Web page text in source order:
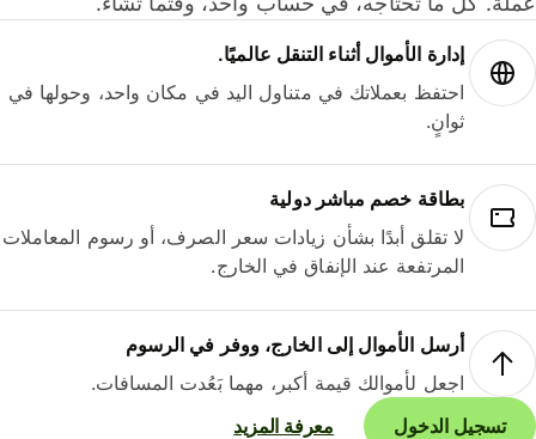
إدارة الأموال أثناء التنقل عالميًا.
احتفظ بعملاتك في متناول اليد في مكان واحد، وحولها في
ثوانٍ.
بطاقة خصم مباشر دولية
لا تقلق أبدًا بشأن زيادات سعر الصرف، أو رسوم المعاملات
المرتفعة عند الإنفاق في الخارج.
أرسل الأموال إلى الخارج، ووفر في الرسوم
اجعل لأموالك قيمة أكبر، مهما بَعُدت المسافات.
تسجيل الدخول
معرفة المزيد